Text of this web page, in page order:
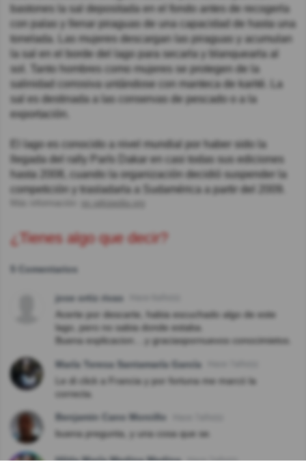
bastones la sal depositada en el fondo antes de recogerla
con palas y llenar piraguas de una capacidad de hasta una
tonelada. Las mujeres descargan las piraguas y acumulan
la sal en el borde del lago para secarla y blanquearla al
sol. Tanto hombres como mujeres se protegen de la
salinidad corrosiva untándose con manteca de karité. La
sal es destinada a las conservas de pescado o a la
exportación.
El lago es conocido a nivel mundial por haber sido la
llegada del rally París Dakar en casi todas sus ediciones
hasta 2008, cuando la organización decidió suspender la
competición y trasladarla a Sudamérica a partir del 2009.
¿Tienes algo que decir?
5 Comentarios
jose ortiz rivas
Acerte por descarte, habia escuchado algo de este
lago, pero no sabia donde estaba.
Buena explicacion....y graciaspornuevos conocimietos.
María Teresa Santamaría García
Le di click a Francia y por fortuna me marcó la
correcta.
Benjamin Cano Morcillo
buena pregunta, y una cosa que se.
Hilda María Medina Medina Hace 7año(s)